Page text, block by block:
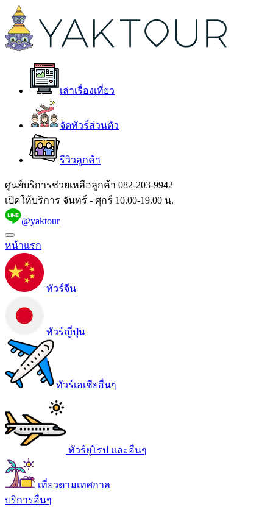
เล่าเรื่องเที่ยว
จัดทัวร์ส่วนตัว
รีวิวลูกค้า
ศูนย์บริการช่วยเหลือลูกค้า 082-203-9942
เปิดให้บริการ จันทร์ - ศุกร์ 10.00-19.00 น.
@yaktour
หน้าแรก
ทัวร์จีน
ทัวร์ญี่ปุ่น
ทัวร์เอเชียอื่นๆ
ทัวร์ยุโรป และอื่นๆ
เที่ยวตามเทศกาล
บริการอื่นๆ